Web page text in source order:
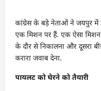
कांग्रेस के बड़े नेताओं ने जयपुर में
एक मिशन पर हैं. एक ऐसा मिशन
के दौर से निकालना और दूसरा
करारा जवाब देना.
पायलट को घेरने को तैयारी